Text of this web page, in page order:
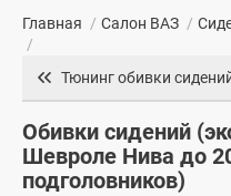
Главная / Салон ВАЗ /
/
Тюнинг обивки
Обивки сидений
Шевроле Нива до
подголовников)